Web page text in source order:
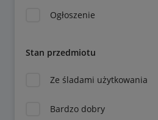
Ogłoszenie
Stan przedmiotu
Ze śladami użytkowania
Bardzo dobry